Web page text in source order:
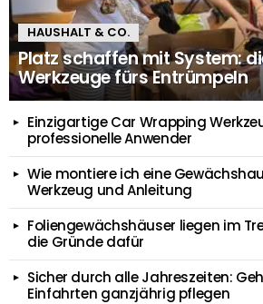
HAUSHALT & CO.
Platz schaffen mit System:
Werkzeuge fürs Entrümpeln
Einzigartige Car Wrapping
professionelle Anwender
Wie montiere ich eine
Werkzeug und Anleitung
Foliengewächshäuser liegen im
die Gründe dafür
Sicher durch alle Jahreszeiten:
Einfahrten ganzjährig pflegen